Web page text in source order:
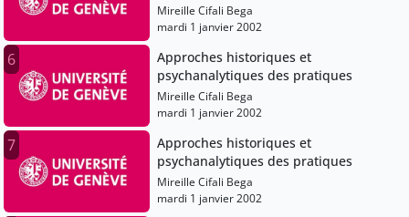
Mireille Cifali Bega
mardi 1 janvier 2002
6
Approches historiques et
psychanalytiques des pratiques
Mireille Cifali Bega
mardi 1 janvier 2002
7
Approches historiques et
psychanalytiques des pratiques
Mireille Cifali Bega
mardi 1 janvier 2002